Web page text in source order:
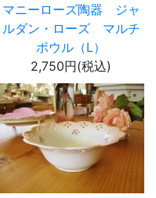
マニーローズ陶器 ジャ
ルダン・ローズ マルチ
ボウル（L）
2,750円(税込)